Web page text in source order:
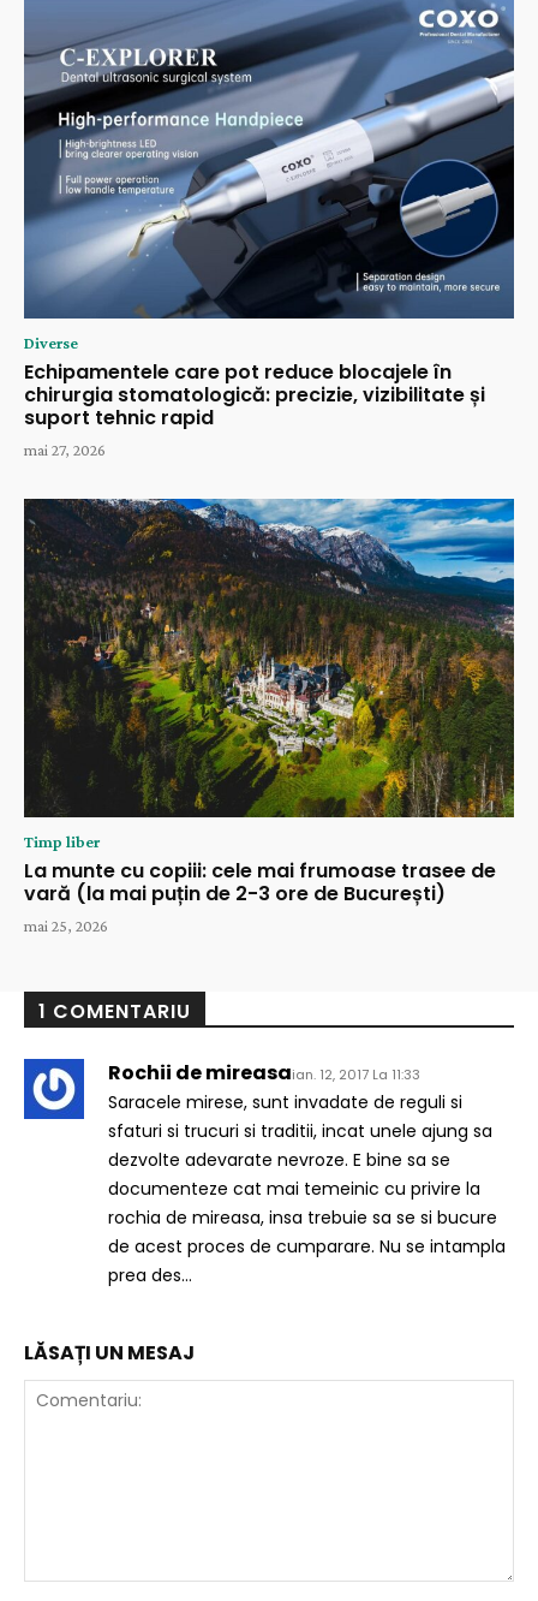
Diverse
Echipamentele care pot reduce blocajele în
chirurgia stomatologică: precizie, vizibilitate și
suport tehnic rapid
mai 27, 2026
Timp liber
La munte cu copiii: cele mai frumoase trasee de
vară (la mai puțin de 2-3 ore de București)
mai 25, 2026
1 COMENTARIU
Rochii de mireasaian. 12, 2017 La 11:33
Saracele mirese, sunt invadate de reguli si
sfaturi si trucuri si traditii, incat unele ajung sa
dezvolte adevarate nevroze. E bine sa se
documenteze cat mai temeinic cu privire la
rochia de mireasa, insa trebuie sa se si bucure
de acest proces de cumparare. Nu se intampla
prea des…
LĂSAȚI UN MESAJ